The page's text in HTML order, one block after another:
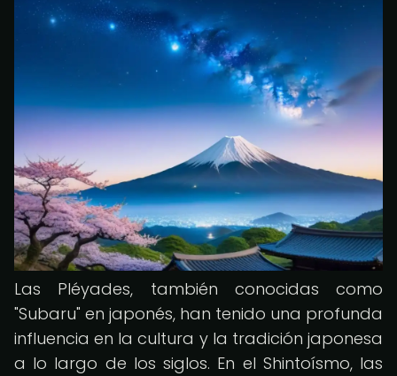
Las Pléyades, también conocidas como
"Subaru" en japonés, han tenido una profunda
influencia en la cultura y la tradición japonesa
a lo largo de los siglos. En el Shintoísmo, las